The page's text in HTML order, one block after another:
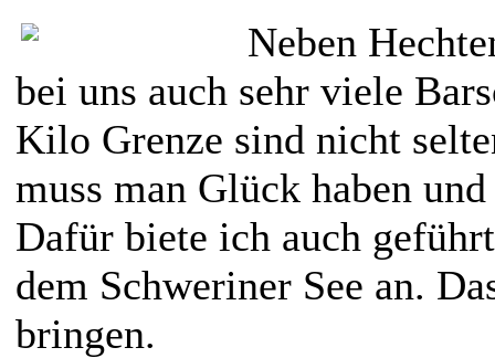
Neben
bei uns auch sehr viele
Kilo Grenze sind nicht
muss man Glück haben
Dafür biete ich auch
dem Schweriner See an.
bringen.